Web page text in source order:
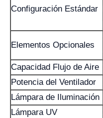
Configuración Estándar
Elementos Opcionales
Capacidad Flujo de Aire
Potencia del Ventilador
Lámpara de Iluminación
Lámpara UV